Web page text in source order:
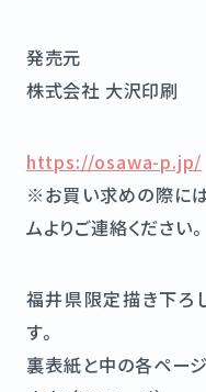
発売元
株式会社 大沢印刷
https://osawa-p.jp/
※お買い求めの際に
ムよりご連絡ください。
福井県限定描き下ろ
す。
裏表紙と中の各ペー